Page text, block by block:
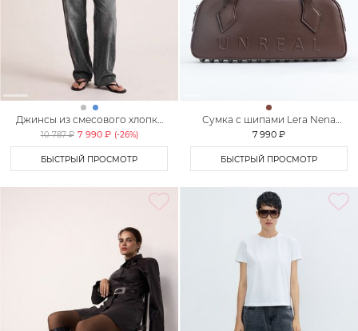
Джинсы из смесового хлопка
TOPTOP
10 787 ₽ 7 990 ₽ (-26%)
БЫСТРЫЙ ПРОСМОТР
Сумка с шипами Lera Nena
Unreal
7 990 ₽
БЫСТРЫЙ ПРОСМОТР